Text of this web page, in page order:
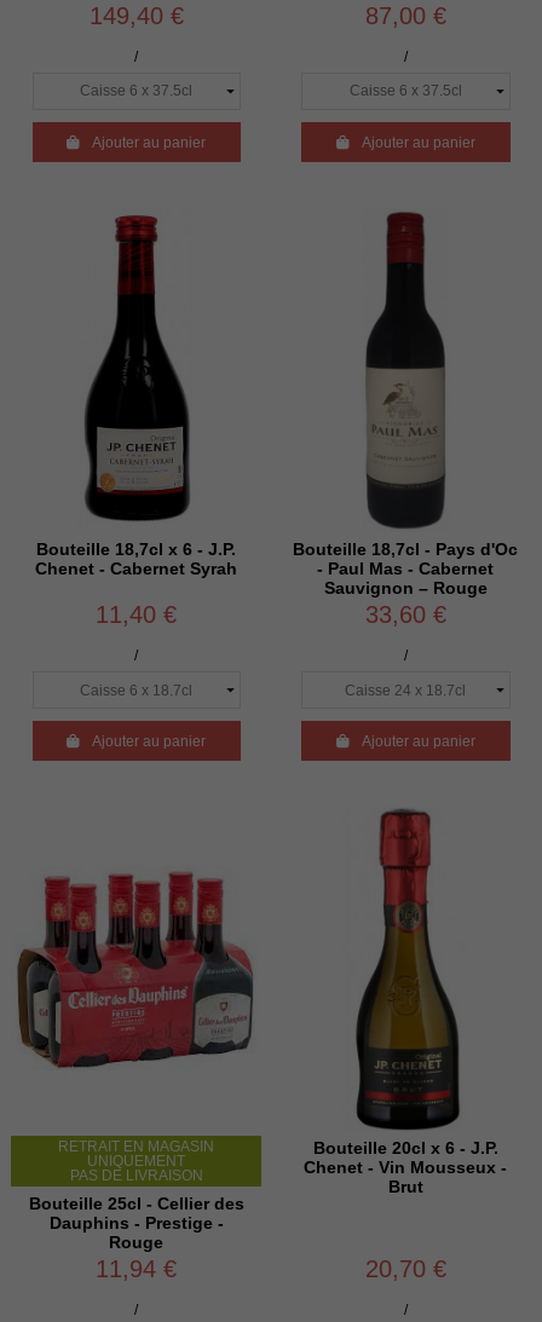
149,40 €
/
Ajouter au panier
87,00 €
/
Ajouter au panier
Bouteille 18,7cl x 6 - J.P.
Chenet - Cabernet Syrah
11,40 €
/
Ajouter au panier
Bouteille 18,7cl - Pays d'Oc
- Paul Mas - Cabernet
Sauvignon – Rouge
33,60 €
/
Ajouter au panier
RETRAIT EN MAGASIN
UNIQUEMENT
PAS DE LIVRAISON
Bouteille 25cl - Cellier des
Dauphins - Prestige -
Rouge
11,94 €
/
Bouteille 20cl x 6 - J.P.
Chenet - Vin Mousseux -
Brut
20,70 €
/